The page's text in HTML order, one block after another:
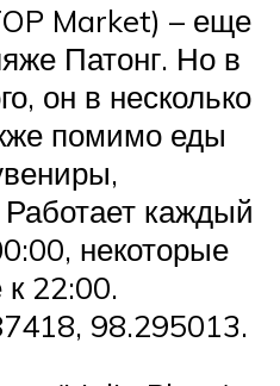
Market) – еще
Патонг. Но в
он в несколько
помимо еды
каждый
некоторые
22:00.
98.295013.